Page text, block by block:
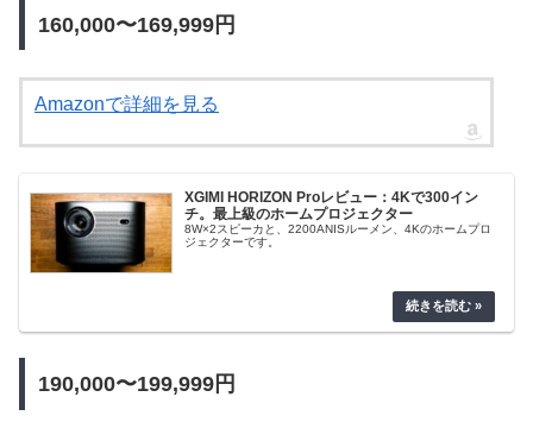
160,000〜169,999円
Amazonで詳細を見る
XGIMI HORIZON Proレビュー：4Kで300イン
チ。最上級のホームプロジェクター
8W×2スピーカと、2200ANISルーメン、4Kのホームプロ
ジェクターです。
190,000〜199,999円